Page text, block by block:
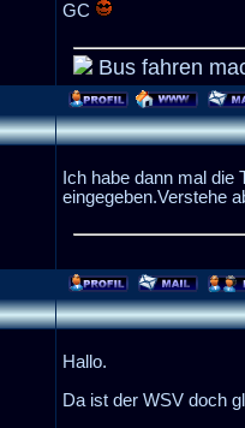
GC
Bus fahren
Ich habe dann mal die
eingegeben.Verstehe
Hallo.
Da ist der WSV doch